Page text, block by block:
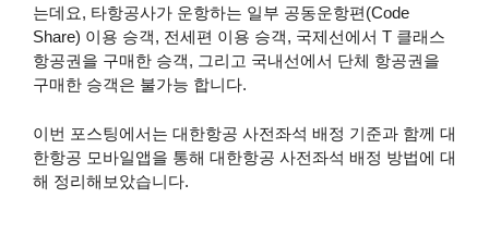
는데요, 타항공사가 운항하는 일부 공동운항편(Code
Share) 이용 승객, 전세편 이용 승객, 국제선에서 T 클래스
항공권을 구매한 승객, 그리고 국내선에서 단체 항공권을
구매한 승객은 불가능 합니다.
이번 포스팅에서는 대한항공 사전좌석 배정 기준과 함께 대
한항공 모바일앱을 통해 대한항공 사전좌석 배정 방법에 대
해 정리해보았습니다.